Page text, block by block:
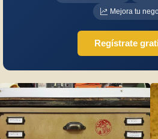
Mejora tu
Regístrate